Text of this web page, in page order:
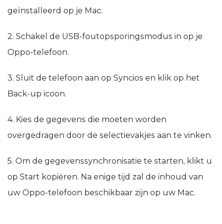
geïnstalleerd op je Mac.
2. Schakel de USB-foutopsporingsmodus in op je
Oppo-telefoon.
3. Sluit de telefoon aan op Syncios en klik op het
Back-up icoon.
4. Kies de gegevens die moeten worden
overgedragen door de selectievakjes aan te vinken.
5. Om de gegevenssynchronisatie te starten, klikt u
op Start kopiëren. Na enige tijd zal de inhoud van
uw Oppo-telefoon beschikbaar zijn op uw Mac.